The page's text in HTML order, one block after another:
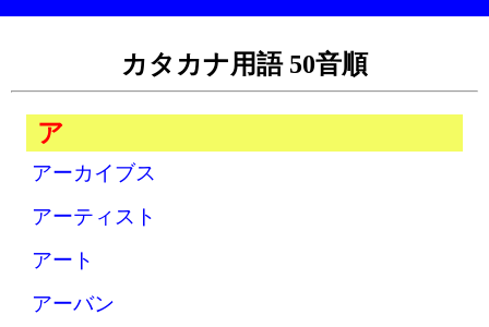
カタカナ用語 50音順
ア
アーカイブス
アーティスト
アート
アーバン